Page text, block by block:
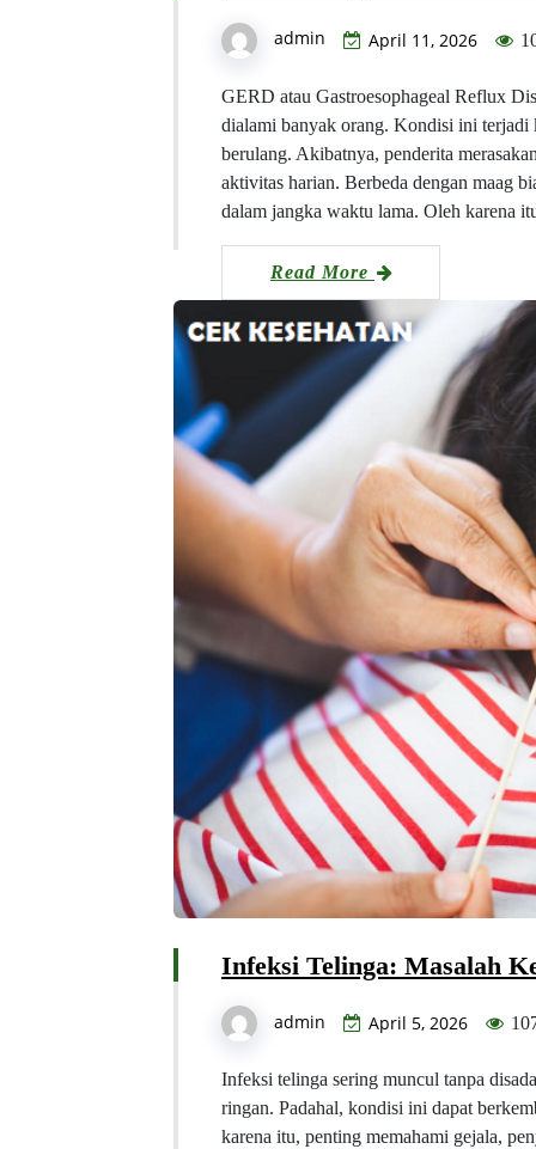
admin April 11, 2026
GERD atau Gastroesophageal Reflux
dialami banyak orang. Kondisi ini terjadi
berulang. Akibatnya, penderita
aktivitas harian. Berbeda dengan maag
dalam jangka waktu lama. Oleh karena
Read More
Infeksi Telinga: Masalah
admin April 5, 2026
Infeksi telinga sering muncul tanpa
ringan. Padahal, kondisi ini dapat
karena itu, penting memahami gejala,